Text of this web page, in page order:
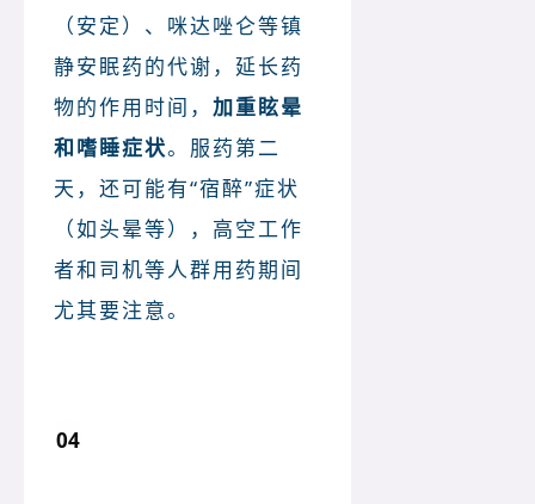
（安定）、咪达唑仑等镇
静安眠药的代谢，延长药
物的作用时间， 加重眩晕
和嗜睡症状。服药第二
天，还可能有“宿醉”症状
（如头晕等），高空工作
者和司机等人群用药期间
尤其要注意。
04